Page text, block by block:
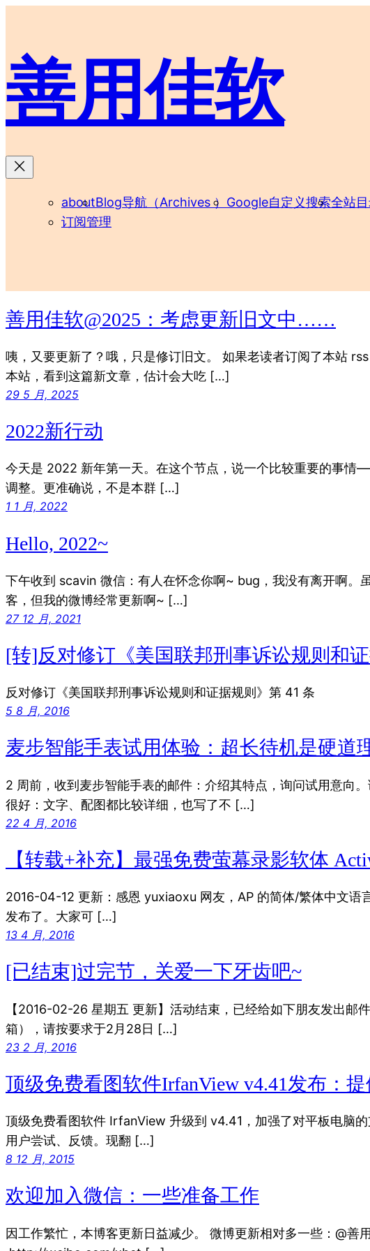
容
善用佳软
aboutBlog导航（Archives ） Google自定义搜索全站目
订阅管理
善用佳软@2025：考虑更新旧文中……
咦，又要更新了？哦，只是修订旧文。 如果老读者订阅了本站
本站，看到这篇新文章，估计会大吃 […]
29 5 月, 2025
2022新行动
今天是 2022 新年第一天。在这个节点，‌‌说一个比较重要的事情‌
调整。更准确说，不是本群 […]
1 1 月, 2022
Hello, 2022~
下午收到 scavin 微信：有人在怀念你啊~ bug，我没有离开啊。
客，但我的微博经常更新啊~ […]
27 12 月, 2021
[转]反对修订《美国联邦刑事诉讼规则和
反对修订《美国联邦刑事诉讼规则和证据规则》第 41 条
5 8 月, 2016
麦步智能手表试用体验：超长待机是硬道
2 周前，收到麦步智能手表的邮件：介绍其特点，询问试用意向
很好：文字、配图都比较详细，也写了不 […]
22 4 月, 2016
【转载+补充】最强免费萤幕录影软体
2016-04-12 更新：感恩 yuxiaoxu 网友，AP 的简体/繁体中文语
发布了。大家可 […]
13 4 月, 2016
[已结束]过完节，关爱一下牙齿吧~
【2016-02-26 星期五 更新】活动结束，已经给如下朋友发出邮
箱），请按要求于2月28日 […]
23 2 月, 2016
顶级免费看图软件IrfanView v4.41发布：
顶级免费看图软件 IrfanView 升级到 v4.41，加强了对平板电脑
用户尝试、反馈。现翻 […]
8 12 月, 2015
欢迎加入微信：一些准备工作
因工作繁忙，本博客更新日益减少。 微博更新相对多一些：@善